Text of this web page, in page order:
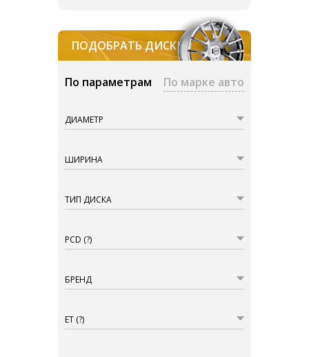
ПОДОБРАТЬ ДИСКИ
По параметрам По марке авто
ДИАМЕТР
ШИРИНА
ТИП ДИСКА
PCD (?)
БРЕНД
ET (?)